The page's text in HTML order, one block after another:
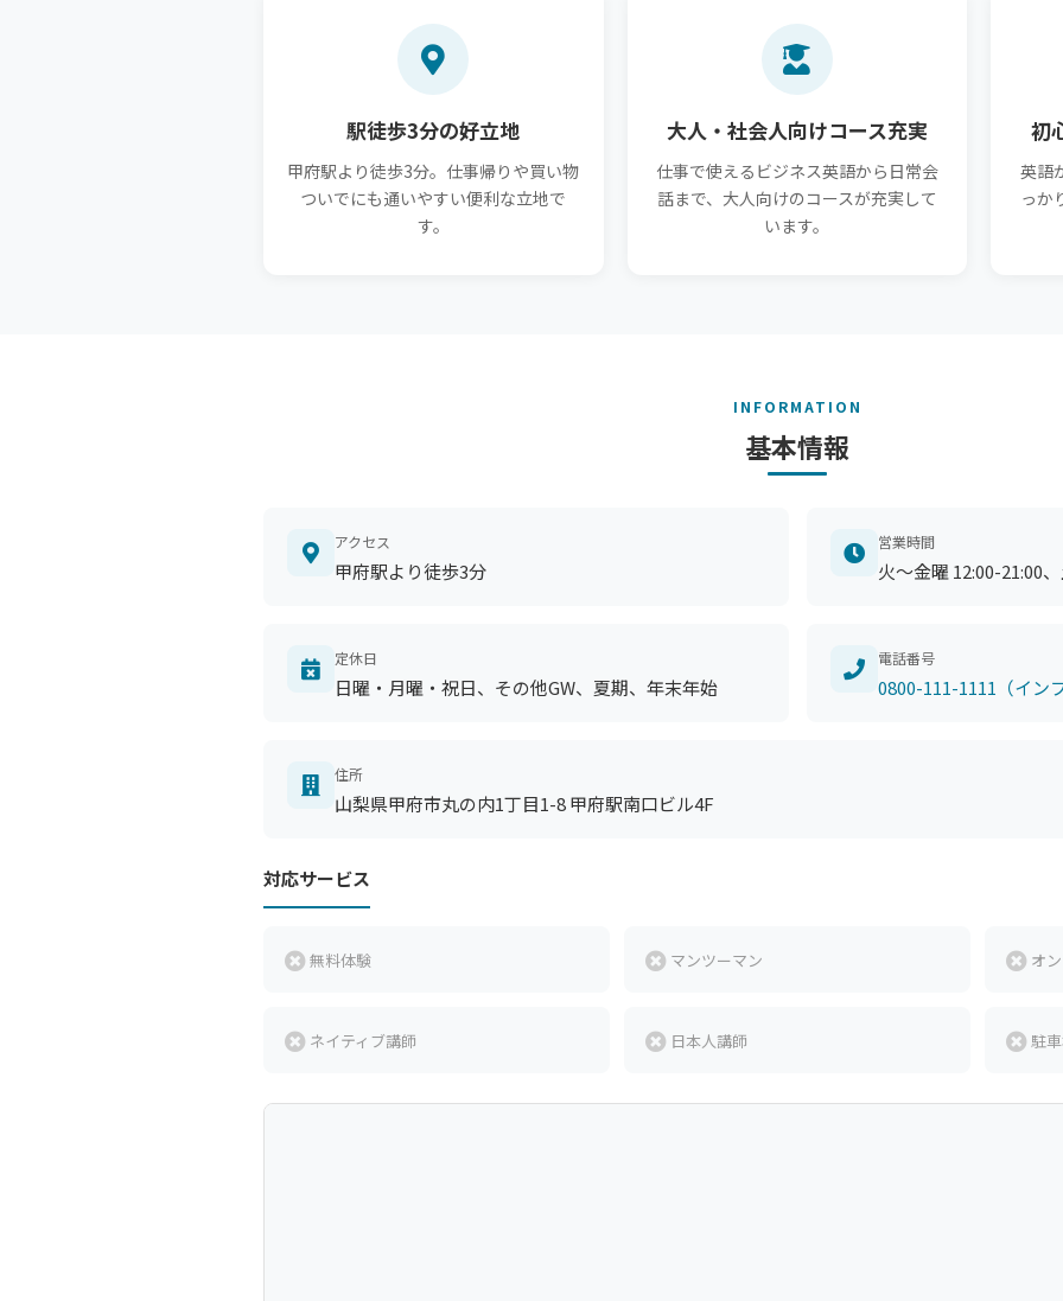
駅徒歩3分の好立地
甲府駅より徒歩3分。仕事帰りや買い物
ついでにも通いやすい便利な立地で
す。
大人・社会人向けコース充実
仕事で使えるビジネス英語から日常会
話まで、大人向けのコースが充実して
います。
初
英語
っか
INFORMATION
基本情報
アクセス
甲府駅より徒歩3分
営業時間
火～金曜 12:00-21:00
定休日
日曜・月曜・祝日、その他GW、夏期、年末年始
電話番号
0800-111-1111（イン
住所
山梨県甲府市丸の内1丁目1-8 甲府駅南口ビル4F
対応サービス
無料体験 マンツーマン オ
ネイティブ講師 日本人講師 駐